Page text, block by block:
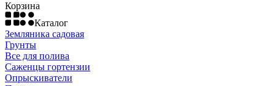
Корзина
Каталог
Земляника садовая
Грунты
Все для полива
Саженцы гортензии
Опрыскиватели